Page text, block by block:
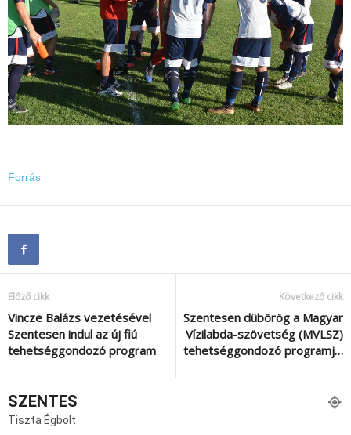
Forrás
Előző cikk
Vincze Balázs vezetésével
Szentesen indul az új fiú
tehetséggondozó program
Következő cikk
Szentesen dübörög a Magyar
Vízilabda-szövetség (MVLSZ)
tehetséggondozó programj…
SZENTES
Tiszta Égbolt